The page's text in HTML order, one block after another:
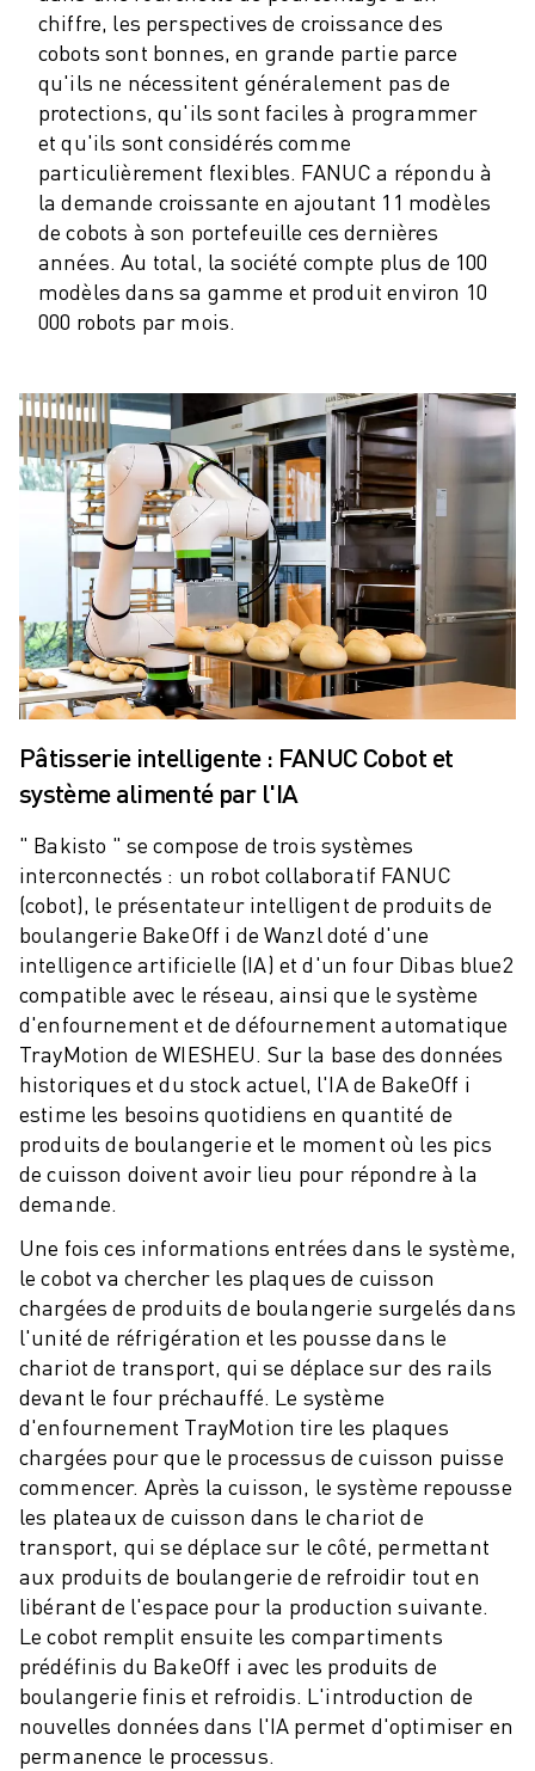
FANUC ACADEMY
SOLUTIONS POUR LES INDUSTRIES
SOLUTIONS POUR L'ÉDUCATION
WORLDSKILLS ET JEUNES TALENTS
ÉVÉNEMENTS ÉDUCATIFS
ACTUALITÉS ET MÉDIAS
ACTUALITÉS ET MÉDIAS
EVÉNEMENTS
ÉVÉNEMENTS ÉDUCATIFS
A PROPOS DE FANUC
NOS SITES
DÉVELOPPEMENT DURABLE
CARRIÈRE
FAÇONNEZ VOTRE AVENIR AVEC FANUC
REJOIGNEZ-NOUS
CONTACT
CONTACT
LOCALISATION DES SITES
IMPRESSION
chiffre, les perspectives de croissance des
cobots sont bonnes, en grande partie parce
qu'ils ne nécessitent généralement pas de
protections, qu'ils sont faciles à programmer
et qu'ils sont considérés comme
particulièrement flexibles. FANUC a répondu à
la demande croissante en ajoutant 11 modèles
de cobots à son portefeuille ces dernières
années. Au total, la société compte plus de 100
modèles dans sa gamme et produit environ 10
000 robots par mois.
Pâtisserie intelligente : FANUC Cobot et
système alimenté par l'IA
" Bakisto " se compose de trois systèmes
interconnectés : un robot collaboratif FANUC
(cobot), le présentateur intelligent de produits de
boulangerie BakeOff i de Wanzl doté d'une
intelligence artificielle (IA) et d'un four Dibas blue2
compatible avec le réseau, ainsi que le système
d'enfournement et de défournement automatique
TrayMotion de WIESHEU. Sur la base des données
historiques et du stock actuel, l'IA de BakeOff i
estime les besoins quotidiens en quantité de
produits de boulangerie et le moment où les pics
de cuisson doivent avoir lieu pour répondre à la
demande.
Une fois ces informations entrées dans le système,
le cobot va chercher les plaques de cuisson
chargées de produits de boulangerie surgelés dans
l'unité de réfrigération et les pousse dans le
chariot de transport, qui se déplace sur des rails
devant le four préchauffé. Le système
d'enfournement TrayMotion tire les plaques
chargées pour que le processus de cuisson puisse
commencer. Après la cuisson, le système repousse
les plateaux de cuisson dans le chariot de
transport, qui se déplace sur le côté, permettant
aux produits de boulangerie de refroidir tout en
libérant de l'espace pour la production suivante.
Le cobot remplit ensuite les compartiments
prédéfinis du BakeOff i avec les produits de
boulangerie finis et refroidis. L'introduction de
nouvelles données dans l'IA permet d'optimiser en
permanence le processus.